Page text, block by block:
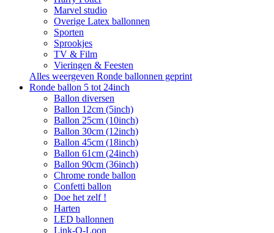
Marvel studio
Overige Latex ballonnen
Sporten
Sprookjes
TV & Film
Vieringen & Feesten
Alles weergeven Ronde ballonnen geprint
Ronde ballon 5 tot 24inch
Ballon diversen
Ballon 12cm (5inch)
Ballon 25cm (10inch)
Ballon 30cm (12inch)
Ballon 45cm (18inch)
Ballon 61cm (24inch)
Ballon 90cm (36inch)
Chrome ronde ballon
Confetti ballon
Doe het zelf !
Harten
LED ballonnen
Link-O-Loon